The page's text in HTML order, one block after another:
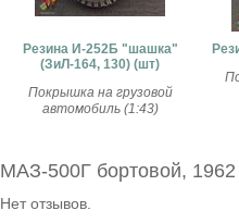
Резина И-252Б "шашка"
(ЗиЛ-164, 130) (шт)
Покрышка на грузовой
автомобиль (1:43)
МАЗ-500Г бортовой,
Нет отзывов.